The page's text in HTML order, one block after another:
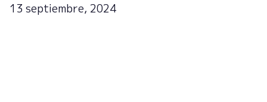
13 septiembre, 2024